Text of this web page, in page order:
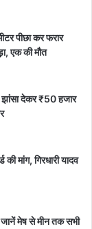
पीछा कर फरार
एक की मौत
देकर ₹50 हजार
मांग, गिरधारी यादव
मेष से मीन तक सभी